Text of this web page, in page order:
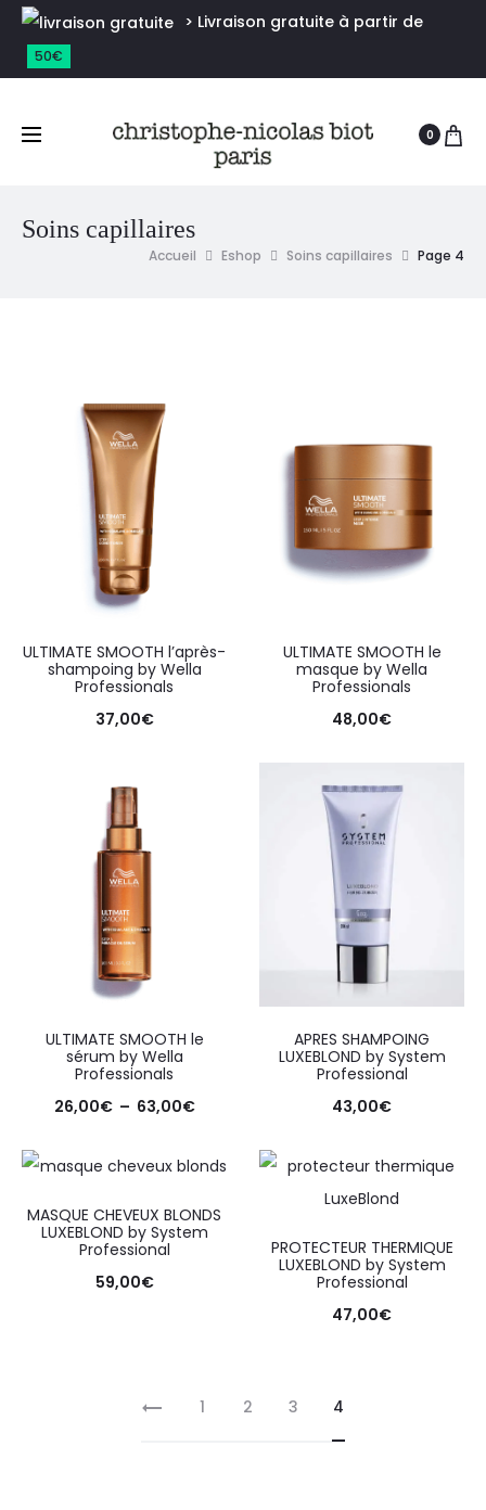
> Livraison gratuite à partir de
50€
0
Soins capillaires
Accueil Eshop Soins capillaires Page 4
ULTIMATE SMOOTH l’après-
shampoing by Wella
Professionals
37,00€
ULTIMATE SMOOTH le
masque by Wella
Professionals
48,00€
ULTIMATE SMOOTH le
sérum by Wella
Professionals
26,00€ – 63,00€
APRES SHAMPOING
LUXEBLOND by System
Professional
43,00€
MASQUE CHEVEUX BLONDS
LUXEBLOND by System
Professional
59,00€
PROTECTEUR THERMIQUE
LUXEBLOND by System
Professional
47,00€
1 2 3 4